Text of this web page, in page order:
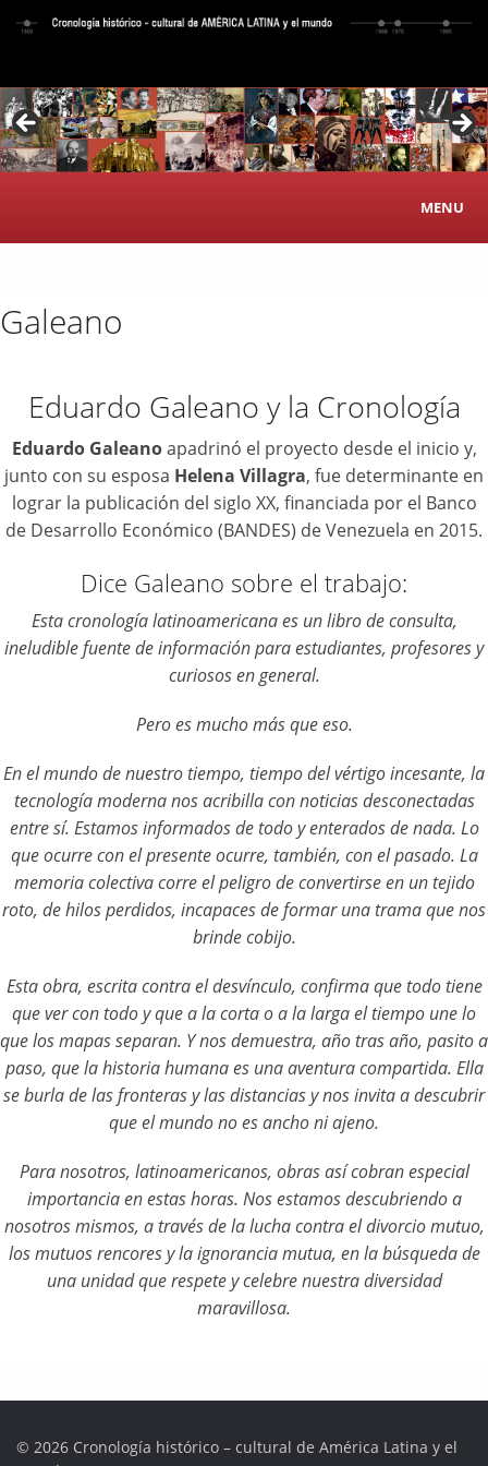
MENU
Acerca de la obra
Carrito
De mapas, proyecciones e ideas
Contacto
Galeano
Eduardo Galeano y la Cronología
Eduardo Galeanoapadrinó el proyecto desde el inicio y,
junto con su esposa Helena Villagra, fue determinante en
lograr la publicación del siglo XX, financiada por el Banco
de Desarrollo Económico (BANDES) de Venezuela en 2015.
Dice Galeano sobre el trabajo:
Esta cronología latinoamericana es un libro de consulta,
ineludible fuente de información para estudiantes, profesores y
curiosos en general.
Pero es mucho más que eso.
En el mundo de nuestro tiempo, tiempo del vértigo incesante, la
tecnología moderna nos acribilla con noticias desconectadas
entre sí. Estamos informados de todo y enterados de nada. Lo
que ocurre con el presente ocurre, también, con el pasado. La
memoria colectiva corre el peligro de convertirse en un tejido
roto, de hilos perdidos, incapaces de formar una trama que nos
brinde cobijo.
Esta obra, escrita contra el desvínculo, confirma que todo tiene
que ver con todo y que a la corta o a la larga el tiempo une lo
que los mapas separan. Y nos demuestra, año tras año, pasito a
paso, que la historia humana es una aventura compartida. Ella
se burla de las fronteras y las distancias y nos invita a descubrir
que el mundo no es ancho ni ajeno.
Para nosotros, latinoamericanos, obras así cobran especial
importancia en estas horas. Nos estamos descubriendo a
nosotros mismos, a través de la lucha contra el divorcio mutuo,
los mutuos rencores y la ignorancia mutua, en la búsqueda de
una unidad que respete y celebre nuestra diversidad
maravillosa.
© 2026 Cronología histórico – cultural de América Latina y el